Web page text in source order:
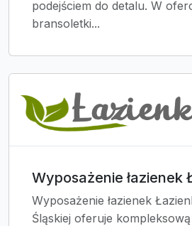
podejściem do detalu. W
bransoletki...
Wyposażenie łazienek
Wyposażenie łazienek
Śląskiej oferuje